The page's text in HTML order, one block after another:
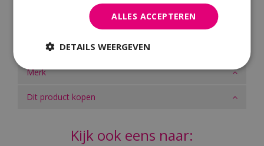
Aluminium
Merk
Dit product kopen
Kijk ook eens naar:
ALLES ACCEPTEREN
DETAILS WEERGEVEN